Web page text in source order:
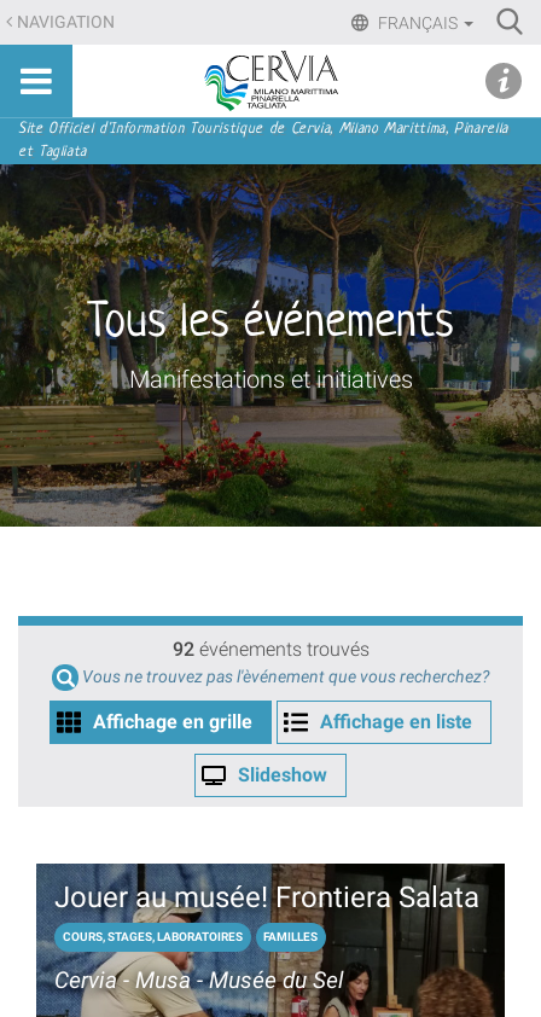
Aller
au
contenu.
Aller
à
la
navigation
FRANÇAIS
NAVIGATION
Sito
turistico
ufficiale
Cervia,
Milano
Marittima,
Pinarella,
Tagliata
Navigation
Site Officiel d'Information Touristique de Cervia, Milano Marittima, Pinarella
et Tagliata
Tous les événements
Manifestations et initiatives
92 événements trouvés
Vous ne trouvez pas l'èvénement que vous recherchez?
Affichage en grille Affichage en liste
Slideshow
Jouer au musée! Frontiera Salata
COURS, STAGES, LABORATOIRES FAMILLES
Cervia - Musa - Musée du Sel
menu